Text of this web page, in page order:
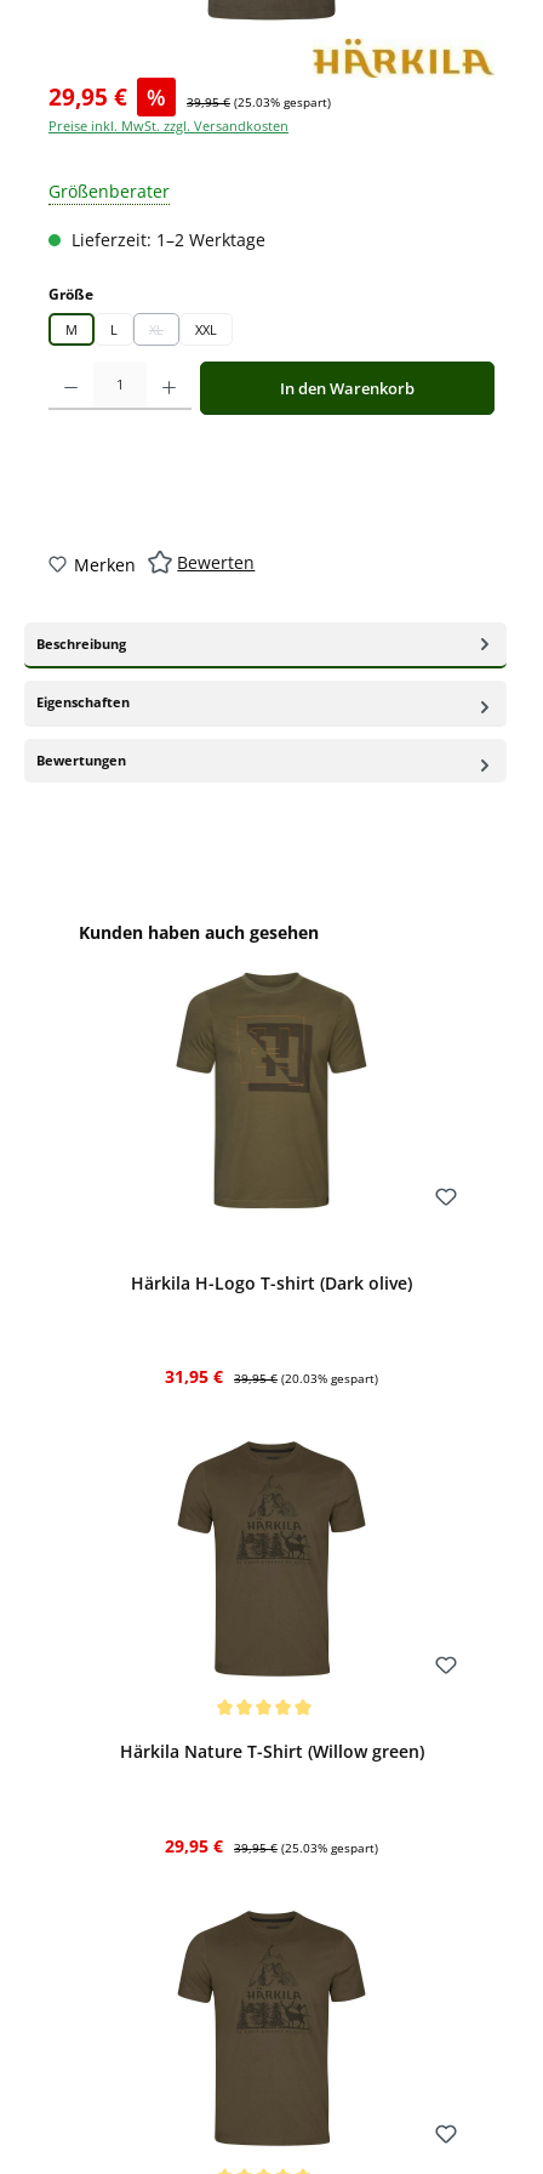
29,95 € % 39,95 € (25.03% gespart)
Preise inkl. MwSt. zzgl. Versandkosten
Größenberater
Lieferzeit: 1–2 Werktage
Größeauswählen
M L XL
(Diese Option ist zurzeit nicht verfügbar.)
XXL
Produkt Anzahl: Gib den gewünschten Wert ein oder benutze die
In den Warenkorb
Merken Bewerten
Beschreibung
Eigenschaften
Bewertungen
Produktgalerie überspringen
Kunden haben auch gesehen
Härkila H-Logo T-shirt (Dark olive)
Verkaufspreis:
31,95 € Regulärer Preis:
39,95 € (20.03% gespart)
Härkila Nature T-Shirt (Willow green)
Verkaufspreis:
29,95 € 39,95 € (25.03% gespart)